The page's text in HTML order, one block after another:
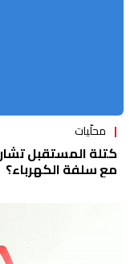
محلّيات
كتلة المستقبل
مع سلفة الكهرباء؟